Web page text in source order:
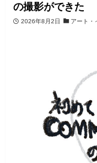
の撮影ができた
2026年8月2日 アート・